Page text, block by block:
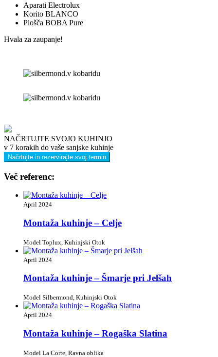
Aparati Electrolux
Korito BLANCO
Plošča BOBA Pure
Hvala za zaupanje!
NAČRTUJTE SVOJO KUHINJO
v 7 korakih do vaše sanjske kuhinje
Načrtujte in rezervirajte svoj termin
Več referenc:
April 2024
Montaža kuhinje – Celje
Model Toplux, Kuhinjski Otok
April 2024
Montaža kuhinje – Šmarje pri Jelšah
Model Silbermond, Kuhinjski Otok
April 2024
Montaža kuhinje – Rogaška Slatina
Model La Corte, Ravna oblika